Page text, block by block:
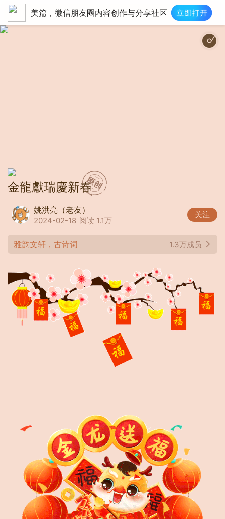
美篇，微信朋友圈内容创作与分享社区
金龍獻瑞慶新春
姚洪亮（老友）
2024-02-18 阅读 1.1万
关注
雅韵文轩，古诗词 1.3万成员
春节婚礼欢乐中国风（